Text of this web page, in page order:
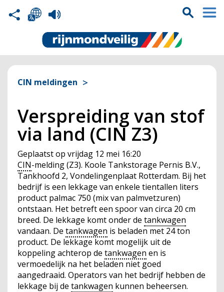
CIN meldingen
Verspreiding van stof
via land (CIN Z3)
Geplaatst op vrijdag 12 mei 16:20
CIN-melding (Z3). Koole Tankstorage Pernis B.V.,
Tankhoofd 2, Vondelingenplaat Rotterdam. Bij het
bedrijf is een lekkage van enkele tientallen liters
product palmac 750 (mix van palmvetzuren)
ontstaan. Het betreft een spoor van circa 20 cm
breed. De lekkage komt onder de tankwagen
vandaan. De tankwagen is beladen met 24 ton
product. De lekkage komt mogelijk uit de
koppeling achterop de tankwagen en is
vermoedelijk na het beladen niet goed
aangedraaid. Operators van het bedrijf hebben de
lekkage bij de tankwagen kunnen beheersen.